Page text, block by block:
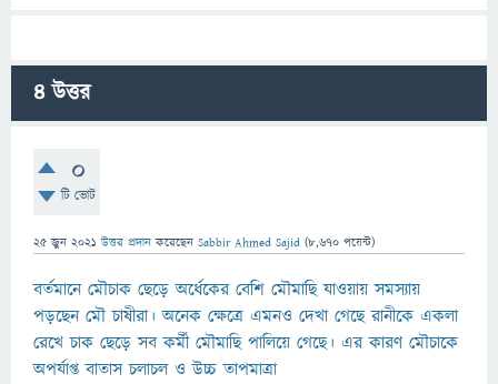
4উত্তর
0
টি ভোট
25 জুন 2021 উত্তর প্রদান করেছেন Sabbir Ahmed Sajid (8,670 পয়েন্ট)
বর্তমানে মৌচাক ছেড়ে অর্ধেকের বেশি মৌমাছি যাওয়ায় সমস্যায়
পড়ছেন মৌ চাষীরা। অনেক ক্ষেত্রে এমনও দেখা গেছে রানীকে একলা
রেখে চাক ছেড়ে সব কর্মী মৌমাছি পালিয়ে গেছে। এর কারণ মৌচাকে
অপর্যাপ্ত বাতাস চলাচল ও উচ্চ তাপমাত্রা